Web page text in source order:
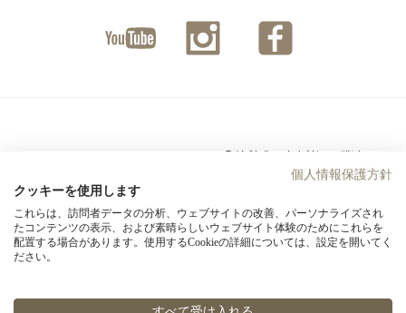
個人情報保護方針
クッキーを使用します
これらは、訪問者データの分析、ウェブサイトの改善、パーソナライズされ
たコンテンツの表示、および素晴らしいウェブサイト体験のためにこれらを
配置する場合があります。使用するCookieの詳細については、設定を開いてく
ださい。
음식 알레르기가 있는 고객님
사이트 맵
위치